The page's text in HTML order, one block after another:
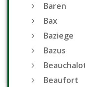
Baren
Bax
Baziege
Bazus
Beaufort